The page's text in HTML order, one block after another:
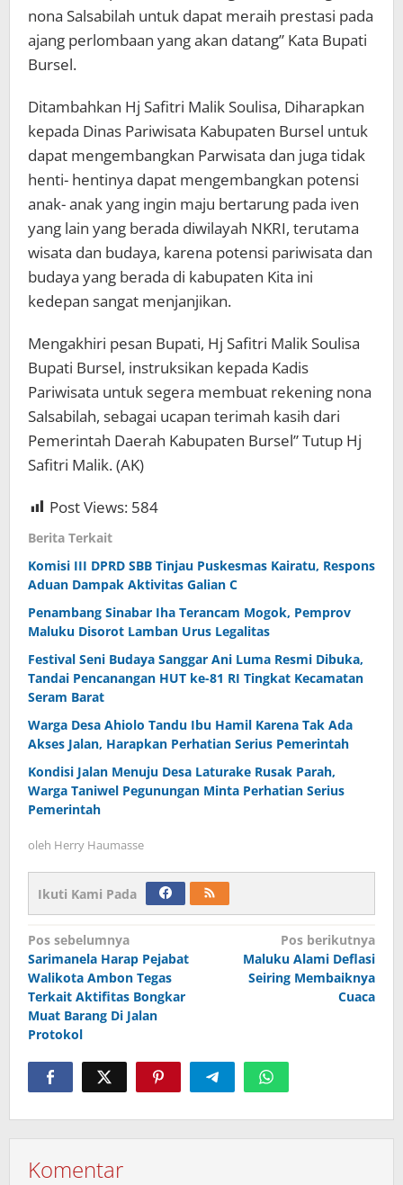
nona Salsabilah untuk dapat meraih prestasi pada
ajang perlombaan yang akan datang” Kata Bupati
Bursel.
Ditambahkan Hj Safitri Malik Soulisa, Diharapkan
kepada Dinas Pariwisata Kabupaten Bursel untuk
dapat mengembangkan Parwisata dan juga tidak
henti- hentinya dapat mengembangkan potensi
anak- anak yang ingin maju bertarung pada iven
yang lain yang berada diwilayah NKRI, terutama
wisata dan budaya, karena potensi pariwisata dan
budaya yang berada di kabupaten Kita ini
kedepan sangat menjanjikan.
Mengakhiri pesan Bupati, Hj Safitri Malik Soulisa
Bupati Bursel, instruksikan kepada Kadis
Pariwisata untuk segera membuat rekening nona
Salsabilah, sebagai ucapan terimah kasih dari
Pemerintah Daerah Kabupaten Bursel” Tutup Hj
Safitri Malik. (AK)
Post Views: 584
Berita Terkait
Komisi III DPRD SBB Tinjau Puskesmas Kairatu, Respons
Aduan Dampak Aktivitas Galian C
Penambang Sinabar Iha Terancam Mogok, Pemprov
Maluku Disorot Lamban Urus Legalitas
Festival Seni Budaya Sanggar Ani Luma Resmi Dibuka,
Tandai Pencanangan HUT ke-81 RI Tingkat Kecamatan
Seram Barat
Warga Desa Ahiolo Tandu Ibu Hamil Karena Tak Ada
Akses Jalan, Harapkan Perhatian Serius Pemerintah
Kondisi Jalan Menuju Desa Laturake Rusak Parah,
Warga Taniwel Pegunungan Minta Perhatian Serius
Pemerintah
oleh Herry Haumasse
Ikuti Kami Pada
Navigasi
pos
Pos sebelumnya
Sarimanela Harap Pejabat
Walikota Ambon Tegas
Terkait Aktifitas Bongkar
Muat Barang Di Jalan
Protokol
Pos berikutnya
Maluku Alami Deflasi
Seiring Membaiknya
Cuaca
Komentar